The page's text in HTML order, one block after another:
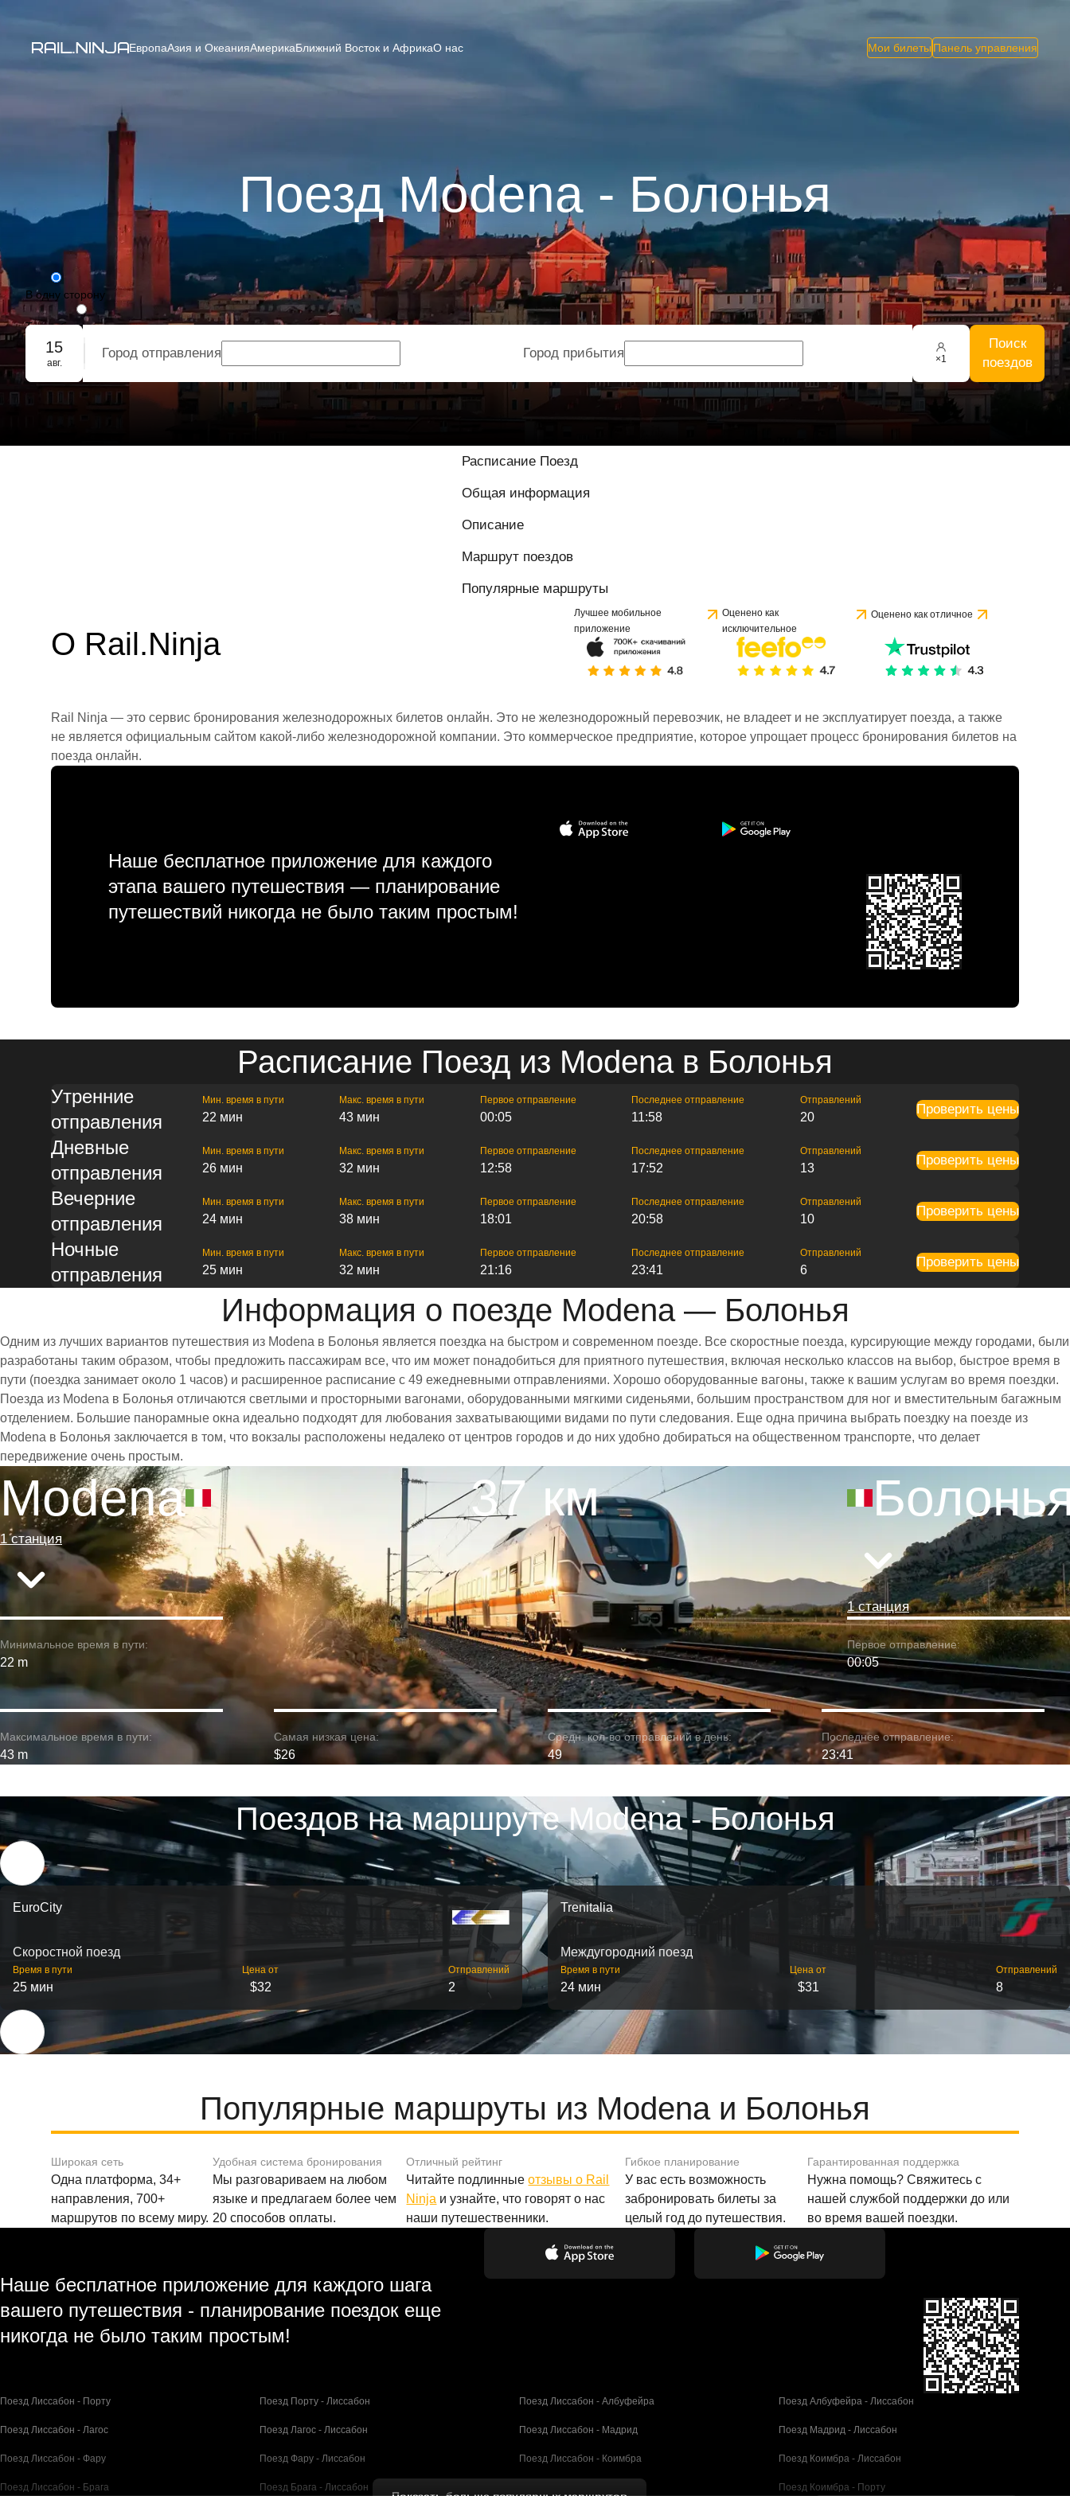
ЕвропаАзия и ОкеанияАмерикаБлижний Восток и АфрикаО нас Мои билеты Панель управления
Поезд Modena - Болонья
В одну сторону
Туда-обратно
Групповое бронирование
15
авг.
Город отправления Город прибытия ×1
Поиск
поездов
Расписание Поезд
Общая информация
Описание
Маршрут поездов
Популярные маршруты
О Rail.Ninja
Лучшее мобильное
приложение
Оценено как
исключительное
Оценено как отличное
Rail Ninja — это сервис бронирования железнодорожных билетов онлайн. Это не железнодорожный перевозчик, не владеет и не эксплуатирует поезда, а также
не является официальным сайтом какой-либо железнодорожной компании. Это коммерческое предприятие, которое упрощает процесс бронирования билетов на
поезда онлайн.
Наше бесплатное приложение для каждого
этапа вашего путешествия — планирование
путешествий никогда не было таким простым!
Расписание Поезд из Modena в Болонья
Утренние
отправления
Мин. время в пути
22 мин
Макс. время в пути
43 мин
Первое отправление
00:05
Последнее отправление
11:58
Отправлений
20
Проверить цены
Дневные
отправления
Мин. время в пути
26 мин
Макс. время в пути
32 мин
Первое отправление
12:58
Последнее отправление
17:52
Отправлений
13
Проверить цены
Вечерние
отправления
Мин. время в пути
24 мин
Макс. время в пути
38 мин
Первое отправление
18:01
Последнее отправление
20:58
Отправлений
10
Проверить цены
Ночные
отправления
Мин. время в пути
25 мин
Макс. время в пути
32 мин
Первое отправление
21:16
Последнее отправление
23:41
Отправлений
6
Проверить цены
Информация о поезде Modena — Болонья
Одним из лучших вариантов путешествия из Modena в Болонья является поездка на быстром и современном поезде. Все скоростные поезда, курсирующие между городами, были
разработаны таким образом, чтобы предложить пассажирам все, что им может понадобиться для приятного путешествия, включая несколько классов на выбор, быстрое время в
пути (поездка занимает около 1 часов) и расширенное расписание с 49 ежедневными отправлениями. Хорошо оборудованные вагоны, также к вашим услугам во время поездки.
Поезда из Modena в Болонья отличаются светлыми и просторными вагонами, оборудованными мягкими сиденьями, большим пространством для ног и вместительным багажным
отделением. Большие панорамные окна идеально подходят для любования захватывающими видами по пути следования. Еще одна причина выбрать поездку на поезде из
Modena в Болонья заключается в том, что вокзалы расположены недалеко от центров городов и до них удобно добираться на общественном транспорте, что делает
передвижение очень простым.
Modena
1 станция
37 км
1 станция
Минимальное время в пути:
22 m
Первое отправление:
00:05
Максимальное время в пути:
43 m
Самая низкая цена:
$26
Средн. кол-во отправлений в день:
49
Последнее отправление:
23:41
Поездов на маршруте Modena - Болонья
EuroCity
Скоростной поезд
Время в пути
25 мин
Цена от
$32
Отправлений
2
Trenitalia
Междугородний поезд
Время в пути
24 мин
Цена от
$31
Отправлений
8
Популярные маршруты из Modena и Болонья
Широкая сеть
Одна платформа, 34+
направления, 700+
маршрутов по всему миру.
Удобная система бронирования
Мы разговариваем на любом
языке и предлагаем более чем
20 способов оплаты.
Отличный рейтинг
Читайте подлинныеотзывы о Rail
Ninja и узнайте, что говорят о нас
наши путешественники.
Гибкое планирование
У вас есть возможность
забронировать билеты за
целый год до путешествия.
Гарантированная поддержка
Нужна помощь? Свяжитесь с
нашей службой поддержки до или
во время вашей поездки.
Наше бесплатное приложение для каждого шага
вашего путешествия - планирование поездок еще
никогда не было таким простым!
Поезд Лиссабон - Порту Поезд Порту - Лиссабон Поезд Лиссабон - Албуфейра Поезд Албуфейра - Лиссабон
Поезд Лиссабон - Лагос Поезд Лагос - Лиссабон Поезд Лиссабон - Мадрид Поезд Мадрид - Лиссабон
Поезд Лиссабон - Фару Поезд Фару - Лиссабон Поезд Лиссабон - Коимбра Поезд Коимбра - Лиссабон
Поезд Лиссабон - Брага Поезд Брага - Лиссабон Поезд Коимбра - Порту